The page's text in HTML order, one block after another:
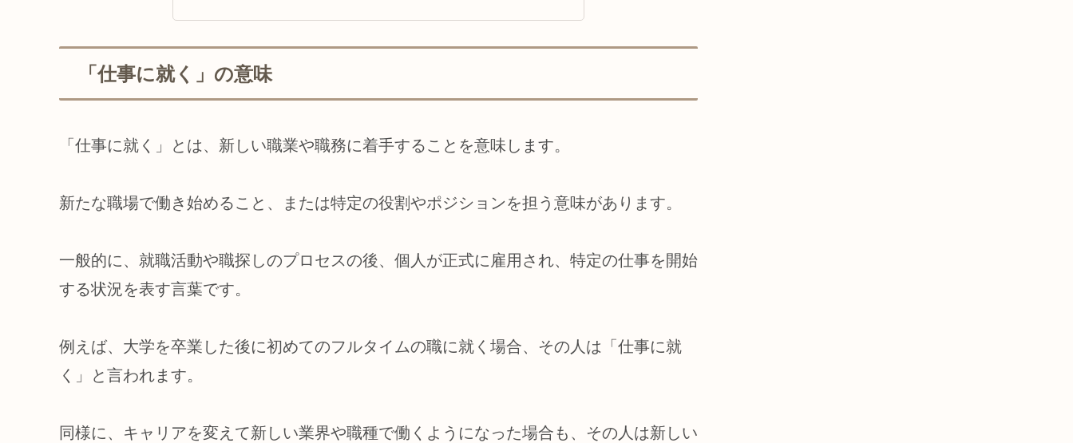
「仕事に就く」の意味
「仕事に就く」とは、新しい職業や職務に着手することを意味します。
新たな職場で働き始めること、または特定の役割やポジションを担う意味があります。
一般的に、就職活動や職探しのプロセスの後、個人が正式に雇用され、特定の仕事を開始
する状況を表す言葉です。
例えば、大学を卒業した後に初めてのフルタイムの職に就く場合、その人は「仕事に就
く」と言われます。
同様に、キャリアを変えて新しい業界や職種で働くようになった場合も、その人は新しい